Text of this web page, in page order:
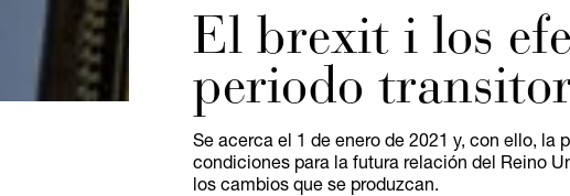
El brexit i los
periodo
Se acerca el 1 de enero de 2021 y, con ello, la
condiciones para la futura relación del Reino
los cambios que se produzcan.